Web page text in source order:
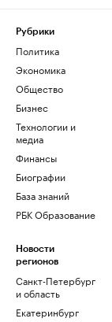
Рубрики
Политика
Экономика
Общество
Бизнес
Технологии и
медиа
Финансы
Биографии
База знаний
РБК Образование
Новости
регионов
Санкт-Петербург
и область
Екатеринбург